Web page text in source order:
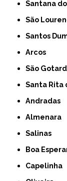
Santana
São
Santos
Arcos
São
Santa
Andradas
Almenara
Salinas
Boa
Capelinha